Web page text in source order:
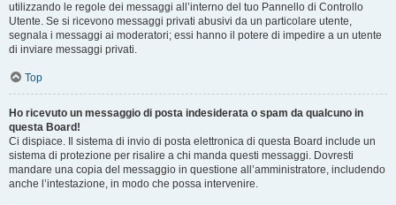
utilizzando le regole dei messaggi all’interno del tuo Pannello di Controllo
Utente. Se si ricevono messaggi privati ​​abusivi da un particolare utente,
segnala i messaggi ai moderatori; essi hanno il potere di impedire a un utente
di inviare messaggi privati​​.
Top
Ho ricevuto un messaggio di posta indesiderata o spam da qualcuno in
questa Board!
Ci dispiace. Il sistema di invio di posta elettronica di questa Board include un
sistema di protezione per risalire a chi manda questi messaggi. Dovresti
mandare una copia del messaggio in questione all’amministratore, includendo
anche l’intestazione, in modo che possa intervenire.